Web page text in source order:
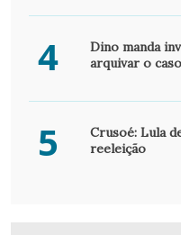
4
Dino manda
arquivar o caso
5
Crusoé: Lula
reeleição